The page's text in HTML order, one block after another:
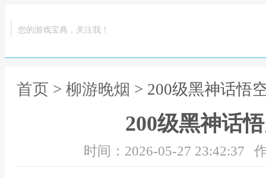
您的游戏宝典，关注我！
首页 > 柳游晚烟 > 200级黑神话悟
200级黑神话
时间：2026-05-27 23:42:37